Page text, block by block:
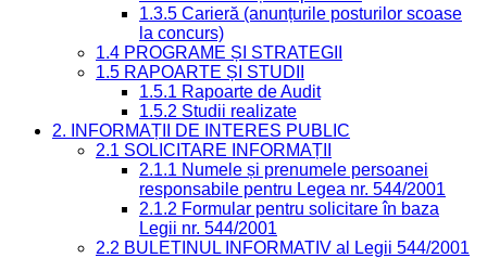
1.3.5 Carieră (anunțurile posturilor scoase
la concurs)
1.4 PROGRAME ȘI STRATEGII
1.5 RAPOARTE ȘI STUDII
1.5.1 Rapoarte de Audit
1.5.2 Studii realizate
2. INFORMAȚII DE INTERES PUBLIC
2.1 SOLICITARE INFORMAȚII
2.1.1 Numele și prenumele persoanei
responsabile pentru Legea nr. 544/2001
2.1.2 Formular pentru solicitare în baza
Legii nr. 544/2001
2.2 BULETINUL INFORMATIV al Legii 544/2001